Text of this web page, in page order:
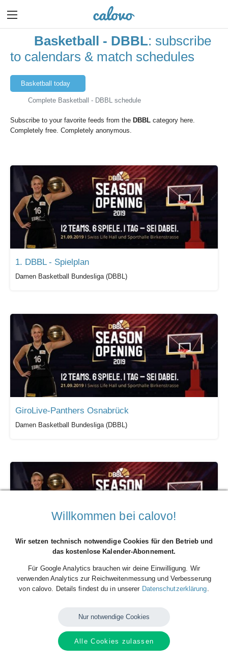
Basketball - DBBL: subscribe
to calendars & match schedules
Basketball today
Complete Basketball - DBBL schedule
Subscribe to your favorite feeds from the DBBL category here.
Completely free. Completely anonymous.
1. DBBL - Spielplan
Damen Basketball Bundesliga (DBBL)
GiroLive-Panthers Osnabrück
Damen Basketball Bundesliga (DBBL)
Damen Basketball Bundesliga (DBBL)
Willkommen bei calovo!
Wir setzen technisch notwendige Cookies für den Betrieb und
das kostenlose Kalender-Abonnement.
Für Google Analytics brauchen wir deine Einwilligung. Wir
verwenden Analytics zur Reichweitenmessung und Verbesserung
von calovo. Details findest du in unserer Datenschutzerklärung
Nur notwendige Cookies
Alle Cookies zulassen